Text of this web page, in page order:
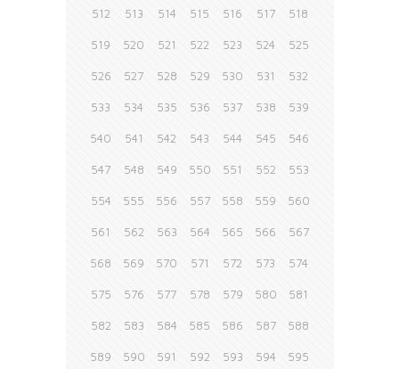
512 513 514 515 516 517 518
519 520 521 522 523 524 525
526 527 528 529 530 531 532
533 534 535 536 537 538 539
540 541 542 543 544 545 546
547 548 549 550 551 552 553
554 555 556 557 558 559 560
561 562 563 564 565 566 567
568 569 570 571 572 573 574
575 576 577 578 579 580 581
582 583 584 585 586 587 588
589 590 591 592 593 594 595